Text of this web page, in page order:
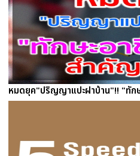
หมดยุค"ปริญญาแปะฝาบ้าน"!! "ทัก